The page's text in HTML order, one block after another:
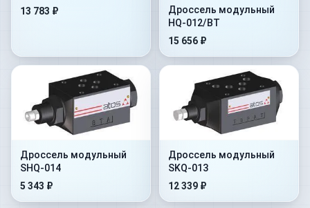
13 783 ₽
Дроссель модульный
HQ-012/BT
15 656 ₽
Дроссель модульный
SHQ-014
5 343 ₽
Дроссель модульный
SKQ-013
12 339 ₽